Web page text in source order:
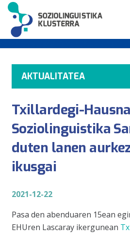
AKTUALITATEA
Txillardegi-
Soziolinguistika
duten lanen
ikusgai
2021-12-22
Pasa den abenduaren 15ean
EHUren Lascaray ikergunean